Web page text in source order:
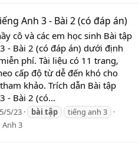
Anh 3 - Bài 2 (có đáp án)
cô và các em học sinh Bài tập
- Bài 2 (có đáp án) dưới định
phí. Tài liệu có 11 trang,
cấp độ từ dễ đến khó cho
khảo. Trích dẫn Bài tập
- Bài 2 (có...
5/5/23 bài tập
tiếng anh 3
Anh 3